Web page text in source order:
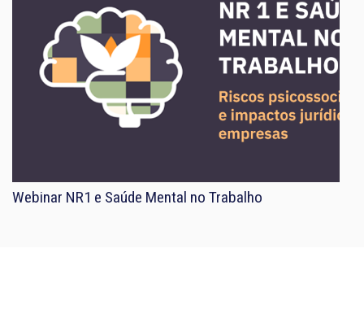
Webinar NR1 e Saúde Mental no Trabalho